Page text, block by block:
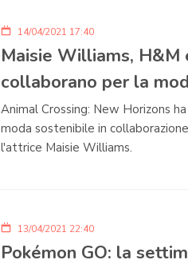
14/04/2021 17:40
Maisie Williams, H&M
collaborano per la
Animal Crossing: New Horizons
moda sostenibile in
l'attrice Maisie Williams.
13/04/2021 22:40
Pokémon GO: la